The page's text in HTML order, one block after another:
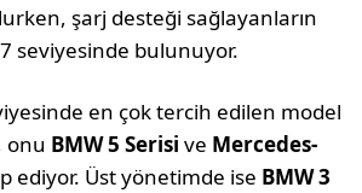
şarj desteği sağlayanların
seviyesinde bulunuyor.
en çok tercih edilen model
onu BMW 5 Serisi ve Mercedes-
ediyor. Üst yönetimde ise BMW 3